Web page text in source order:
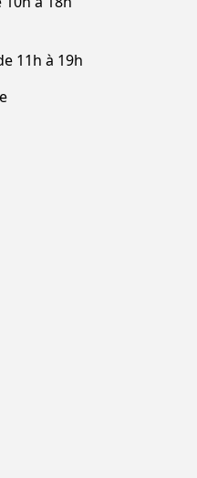
11h à 19h